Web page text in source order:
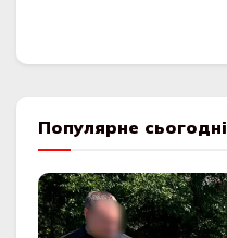
Популярне сьогодні